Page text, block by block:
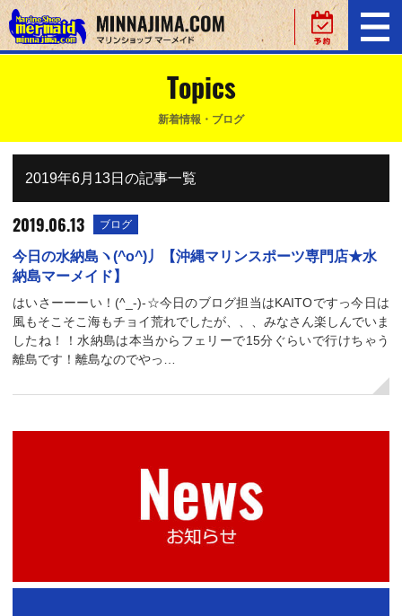
Topics
新着情報・ブログ
2019年6月13日の記事一覧
2019.06.13 ブログ
今日の水納島ヽ(^o^)丿【沖縄マリンスポーツ専門店★水
納島マーメイド】
はいさーーーい！(^_-)-☆今日のブログ担当はKAITOですっ今日は
風もそこそこ海もチョイ荒れでしたが、、、みなさん楽しんでいま
したね！！水納島は本当からフェリーで15分ぐらいで行けちゃう
離島です！離島なのでやっ…